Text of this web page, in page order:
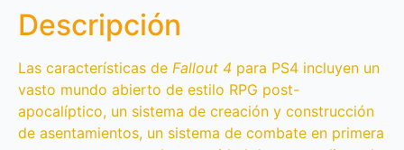
Descripción
Las características de Fallout 4 para PS4 incluyen un
vasto mundo abierto de estilo RPG post-
apocalíptico, un sistema de creación y construcción
de asentamientos, un sistema de combate en primera